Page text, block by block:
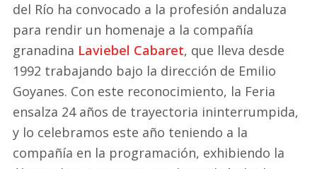
del Río ha convocado a la profesión andaluza
para rendir un homenaje a la compañía
granadina Laviebel Cabaret, que lleva desde
1992 trabajando bajo la dirección de Emilio
Goyanes. Con este reconocimiento, la Feria
ensalza 24 años de trayectoria ininterrumpida,
y lo celebramos este año teniendo a la
compañía en la programación, exhibiendo la